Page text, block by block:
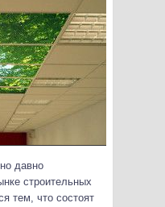
давно
строительных
тем, что состоят